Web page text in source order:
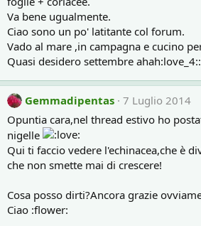
Va bene ugualmente.
Ciao sono un po' latitante col forum.
Vado al mare ,in campagna e cucino
Quasi desidero settembre
Gemmadipentas 7 Luglio 2014
Opuntia cara,nel thread estivo ho
nigelle
Qui ti faccio vedere l'echinacea,che è
che non smette mai di crescere!
Cosa posso dirti?Ancora grazie
Ciao :flower: